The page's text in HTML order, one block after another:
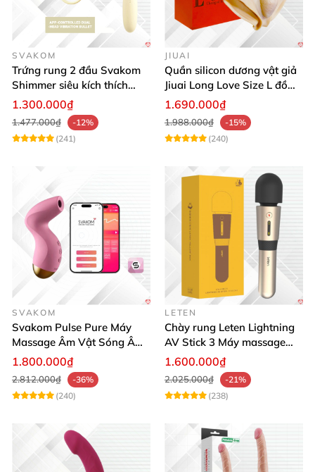
SVAKOM
Trứng rung 2 đầu Svakom
Shimmer siêu kích thích
điều khiển App
1.300.000₫
1.477.000₫
-12%
(241)
JIUAI
Quần silicon dương vật giả
Jiuai Long Love Size L đồ
chơi tình dục
1.690.000₫
1.988.000₫
-15%
(240)
SVAKOM
Svakom Pulse Pure Máy
Massage Âm Vật Sóng Âm
App Điều Khiển Kích Thích
1.800.000₫
2.812.000₫
-36%
(240)
LETEN
Chày rung Leten Lightning
AV Stick 3 Máy massage
sưởi ấm mạnh mẽ
1.600.000₫
2.025.000₫
-21%
(238)